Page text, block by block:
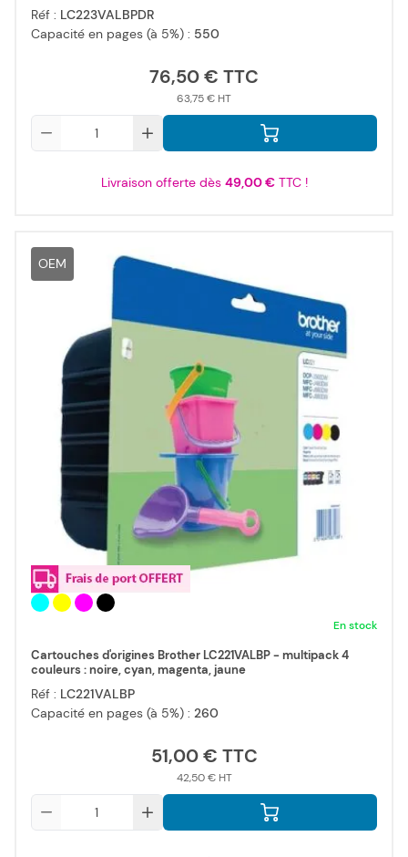
Réf : LC223VALBPDR
Capacité en pages (à 5%) : 550
76,50 €
63,75 €
Livraison offerte dès 49,00 €TTC !
OEM
En stock
Cartouches d'origines Brother LC221VALBP - multipack 4
couleurs : noire, cyan, magenta, jaune
Réf : LC221VALBP
Capacité en pages (à 5%) : 260
51,00 €
42,50 €